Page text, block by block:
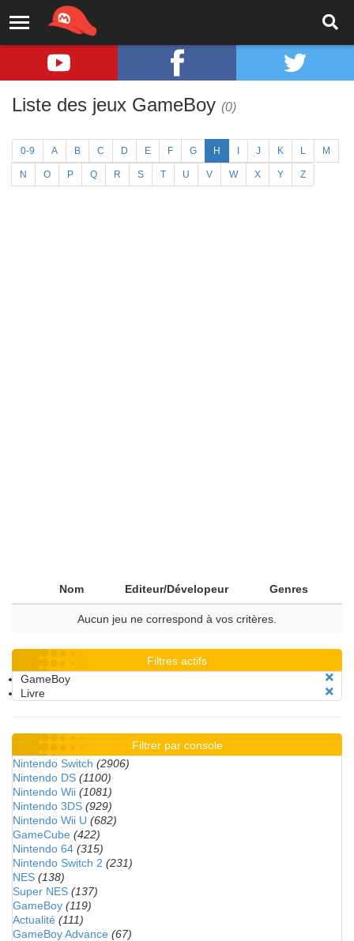
Liste des jeux GameBoy (0)
0-9 A B C D E F G H J K L M
N O P Q R S T U V W X Y Z
Nom Editeur/Dévelopeur Genres
Aucun jeu ne correspond à vos critères.
Filtres actifs
GameBoy
Livre
Filtrer par console
Nintendo Switch (2906)
Nintendo DS (1100)
Nintendo Wii (1081)
Nintendo 3DS (929)
Nintendo Wii U (682)
GameCube (422)
Nintendo 64 (315)
Nintendo Switch 2 (231)
NES (138)
Super NES (137)
GameBoy (119)
Actualité (111)
GameBoy Advance (67)